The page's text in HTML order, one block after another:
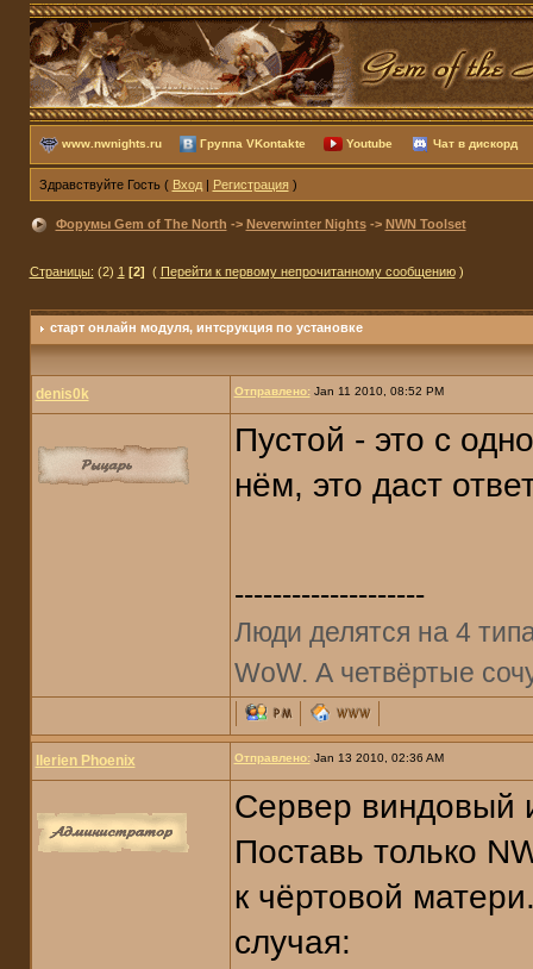
www.nwnights.ru Группа VKontakte Youtube Чат в дискорд
Здравствуйте Гость ( Вход| Регистрация)
Форумы Gem of The North -> Neverwinter Nights-> NWN Toolset
Страницы: (2) 1 [2] ( Перейти к первому непрочитанному сообщению)
старт онлайн модуля, интсрукция по установке
denis0k Отправлено:Jan 11 2010, 08:52 PM
Пустой - это с
нём, это даст
--------------------
Люди делятся на 4
WoW. А четвёртые
Ilerien Phoenix Отправлено:Jan 13 2010, 02:36 AM
Сервер виндовый
Поставь только
к чёртовой
случая: